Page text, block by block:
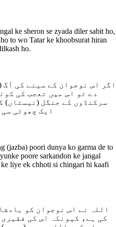
ke sheron se zyada diler sabit ho,
to wo Tatar ke khoobsurat hiran
ho.
دے تو اس میں تعجب کی
سرکنڈوں کے جنگل (نیستاں)
ایک چھوٹی
(jazba) poori dunya ko garma de to
poore sarkandon ke jangal
liye ek chhoti si chingari hi kaafi
کی ہے، کیونکہ اس کی